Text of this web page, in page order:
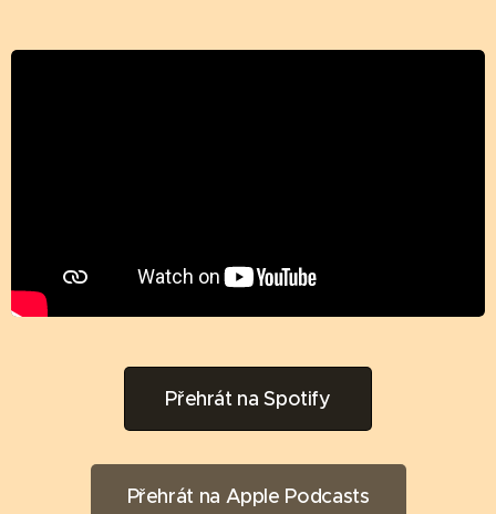
Přehrát na Spotify
Přehrát na Apple Podcasts